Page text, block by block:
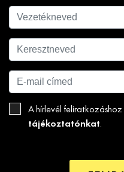
A hírlevél
tájékoztatónkat.